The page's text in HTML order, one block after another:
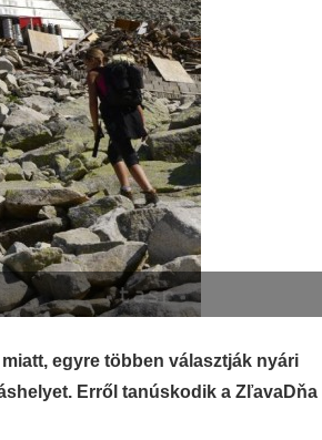
egyre többen választják nyári
Erről tanúskodik a ZľavaDňa